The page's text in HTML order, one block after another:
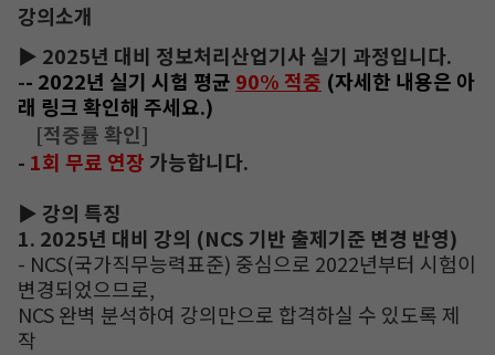
강의소개
▶ 2025년 대비 정보처리산업기사 실기 과정입니다.
-- 2022년 실기 시험 평균 90% 적중 (자세한 내용은 아
래 링크 확인해 주세요.)
[적중률 확인]
- 1회 무료 연장 가능합니다.
▶ 강의 특징
1. 2025년 대비 강의 (NCS 기반 출제기준 변경 반영)
- NCS(국가직무능력표준) 중심으로 2022년부터 시험이
변경되었으므로,
NCS완벽 분석하여 강의만으로 합격하실 수 있도록 제
작